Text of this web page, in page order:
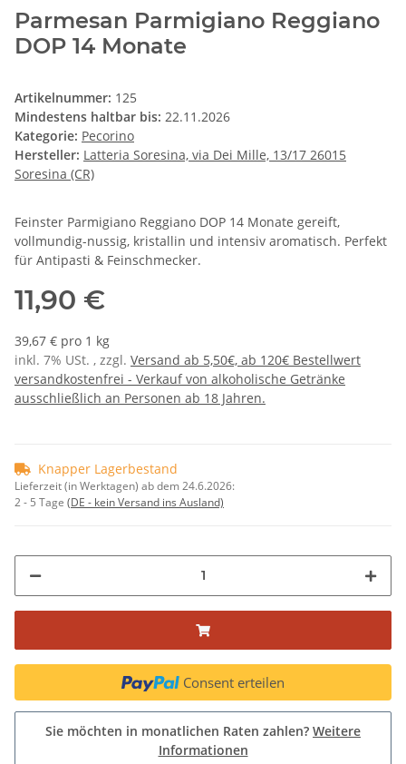
Parmesan Parmigiano Reggiano
DOP 14 Monate
Artikelnummer: 125
Mindestens haltbar bis: 22.11.2026
Kategorie: Pecorino
Hersteller: Latteria Soresina, via Dei Mille, 13/17 26015
Soresina (CR)
Feinster Parmigiano Reggiano DOP 14 Monate gereift,
vollmundig-nussig, kristallin und intensiv aromatisch. Perfekt
für Antipasti & Feinschmecker.
11,90 €
39,67 € pro 1 kg
inkl. 7% USt. , zzgl. Versand ab 5,50€, ab 120€ Bestellwert
versandkostenfrei - Verkauf von alkoholische Getränke
ausschließlich an Personen ab 18 Jahren.
Knapper Lagerbestand
Lieferzeit (in Werktagen) ab dem 24.6.2026:
2 - 5 Tage (DE - kein Versand ins Ausland)
Consent erteilen
Sie möchten in monatlichen Raten zahlen? Weitere
Informationen